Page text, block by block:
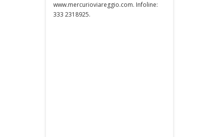
www.mercurioviareggio.com. Infoline:
333 2318925.